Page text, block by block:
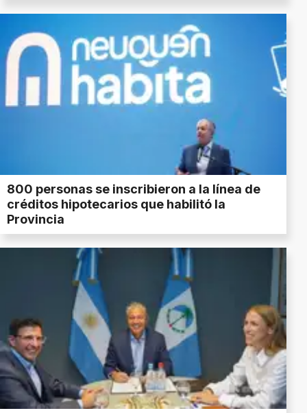
800 personas se inscribieron a la línea de
créditos hipotecarios que habilitó la
Provincia